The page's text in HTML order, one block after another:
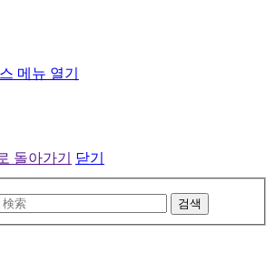
메뉴 열기
돌아가기
닫기
검색